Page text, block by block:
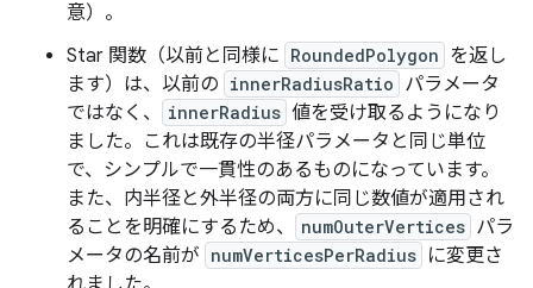
意）。
Star 関数（以前と同様に RoundedPolygon を返し
ます）は、以前の innerRadiusRatio パラメータ
ではなく、
innerRadius 値を受け取るようになり
ました。これは既存の半径パラメータと同じ単位
で、シンプルで一貫性のあるものになっています。
また、内半径と外半径の両方に同じ数値が適用され
ることを明確にするため、
numOuterVertices パラ
メータの名前が numVerticesPerRadius に変更さ